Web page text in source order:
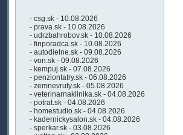
- csg.sk - 10.08.2026
- prava.sk - 10.08.2026
- udrzbahrobov.sk - 10.08.2026
- finporadca.sk - 10.08.2026
- autodielne.sk - 09.08.2026
- von.sk - 09.08.2026
- kempuj.sk - 07.08.2026
- penziontatry.sk - 06.08.2026
- zemnevruty.sk - 05.08.2026
- veterinarnaklinika.sk - 04.08.2026
- potrat.sk - 04.08.2026
- homestudio.sk - 04.08.2026
- kadernickysalon.sk - 04.08.2026
- sperkar.sk - 03.08.2026